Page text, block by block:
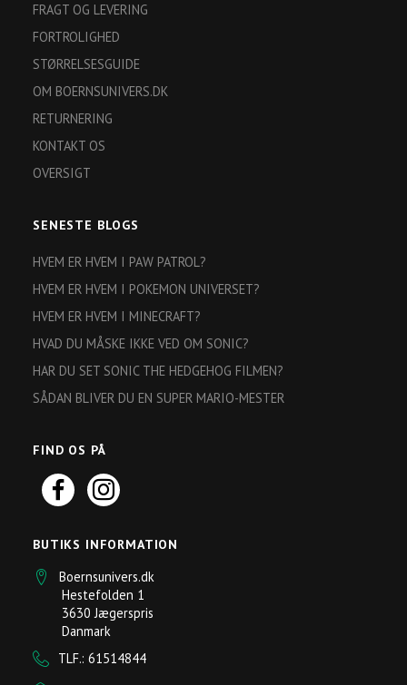
FRAGT OG LEVERING
FORTROLIGHED
STØRRELSESGUIDE
OM BOERNSUNIVERS.DK
RETURNERING
KONTAKT OS
OVERSIGT
SENESTE BLOGS
HVEM ER HVEM I PAW PATROL?
HVEM ER HVEM I POKEMON UNIVERSET?
HVEM ER HVEM I MINECRAFT?
HVAD DU MÅSKE IKKE VED OM SONIC?
HAR DU SET SONIC THE HEDGEHOG FILMEN?
SÅDAN BLIVER DU EN SUPER MARIO-MESTER
FIND OS PÅ
BUTIKS INFORMATION
Boernsunivers.dk
Hestefolden 1
3630 Jægerspris
Danmark
TLF.: 61514844